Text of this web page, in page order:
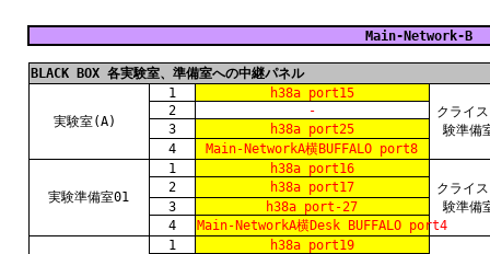
Main-Network-B
BLACK BOX 各実験室、準備室への中継パネル
実験室(A)
1
h38a port15
クライ
験準備
2
-
3
h38a port25
4
Main-NetworkA横BUFFALO port8
実験準備室01
1
h38a port16
クライ
験準備
2
h38a port17
3
h38a port-27
4
Main-NetworkA横Desk BUFFALO port4
1
h38a port19